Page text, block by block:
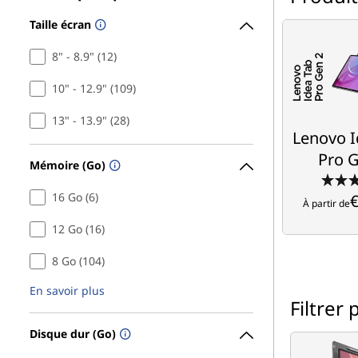
Taille écran
8" - 8.9" (12)
10" - 12.9" (109)
13" - 13.9" (28)
Mémoire (Go)
16 Go (6)
12 Go (16)
8 Go (104)
En savoir plus
Disque dur (Go)
Lenovo
Pro
À partir de
Pro
À partir de
Filtrer